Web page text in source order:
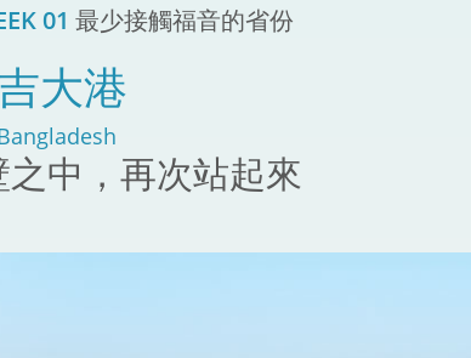
01 最少接觸福音的省份
大港
中，再次站起來